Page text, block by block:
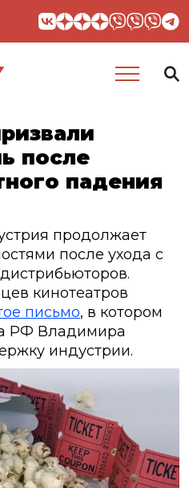
после
падения
продолжает
после ухода с
кинотеатров
письмо, в котором
РФ Владимира
индустрии.